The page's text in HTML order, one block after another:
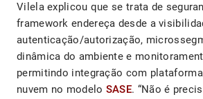
Vilela explicou que se trata de
framework endereça desde a
autenticação/autorização,
dinâmica do ambiente e
permitindo integração com
nuvem no modelo SASE. “Não é